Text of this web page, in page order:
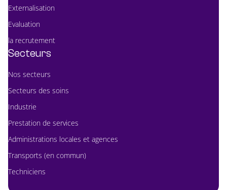
Externalisation
Evaluation
la recrutement
Secteurs
Nos secteurs
Secteurs des soins
Industrie
Prestation de services
Administrations locales et agences
Transports (en commun)
Techniciens